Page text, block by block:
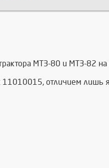
МТЗ-80 и МТЗ-82
11010015, отличием лишь